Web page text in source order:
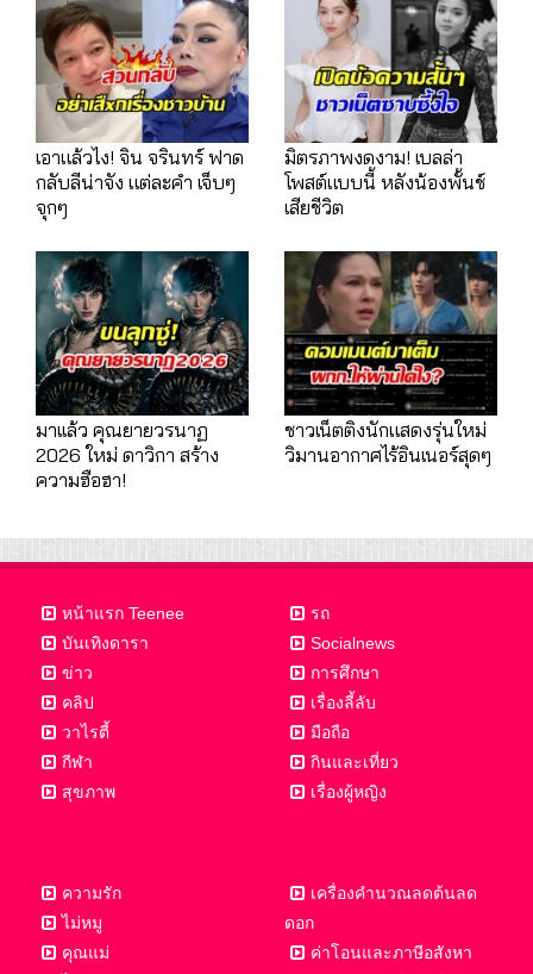
เอาแล้วไง! จิน จรินทร์ ฟาด
กลับลีน่าจัง แต่ละคำ เจ็บๆ
จุกๆ
มิตรภาพงดงาม! เบลล่า
โพสต์แบบนี้ หลังน้องพั้นช์
เสียชีวิต
มาเเล้ว คุณยายวรนาฏ
2026 ใหม่ ดาวิกา สร้าง
ความฮือฮา!
ชาวเน็ตติงนักแสดงรุ่นใหม่
วิมานอากาศไร้อินเนอร์สุดๆ
หน้าแรก Teenee
บันเทิงดารา
ข่าว
คลิป
วาไรตี้
กีฬา
สุขภาพ
รถ
Socialnews
การศึกษา
เรื่องลี้ลับ
มือถือ
กินและเที่ยว
เรื่องผู้หญิง
ความรัก
ไม่หมู
คุณแม่
เครื่องคำนวณลดต้นลด
ดอก
ค่าโอนและภาษีอสังหา